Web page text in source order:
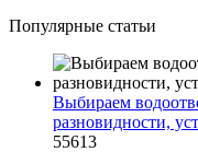
Популярные статьи
Выбираем
разновидности,
55613